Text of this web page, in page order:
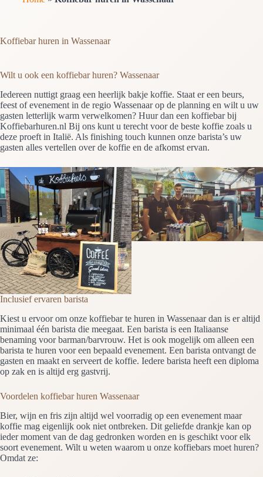
Koffiebar huren in Wassenaar
Wilt u ook een koffiebar huren? Wassenaar
Iedereen nuttigt graag een heerlijk bakje koffie. Staat er een beurs,
feest of evenement in de regio Wassenaar op de planning en wilt u uw
gasten letterlijk warm verwelkomen? Huur dan een koffiebar bij
Koffiebarhuren.nl Bij ons kunt u terecht voor de beste koffie zoals u
deze proeft in Italië. Als finishing touch kunnen onze barista’s uw
gasten alles vertellen over de koffie en de afkomst ervan.
Inclusief ervaren barista
Kiest u ervoor om onze koffiebar te huren in Wassenaar dan is er altijd
minimaal één barista die meegaat. Een barista is een Italiaanse
benaming voor barman/barvrouw. Het is ook mogelijk om alleen een
barista te huren voor een bepaald evenement. Een barista ontvangt de
gasten en maakt en serveert de koffie. Iedere barista heeft een diploma
op zak en is altijd erg gastvrij.
Voordelen koffiebar huren Wassenaar
Bier, wijn en fris zijn altijd wel voorradig op een evenement maar
koffie mag eigenlijk ook niet ontbreken. Dit geliefde drankje kan op
ieder moment van de dag gedronken worden en is geschikt voor elk
soort evenement. Wilt u weten waarom u onze koffiebars moet huren?
Omdat ze: